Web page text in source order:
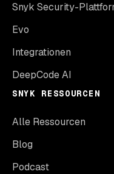
Snyk Security-
Evo
Integrationen
DeepCode AI
SNYK RESSOURCEN
Alle Ressourcen
Blog
Podcast